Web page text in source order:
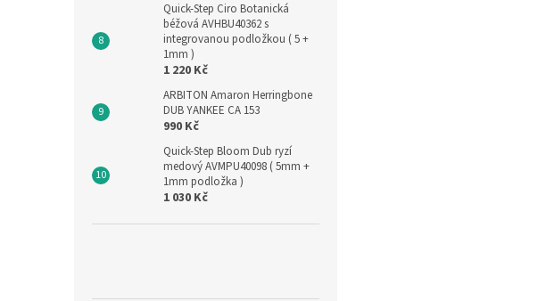
Quick-Step Ciro Botanická
béžová AVHBU40362 s
integrovanou podložkou ( 5 +
1mm )
1 220 Kč
ARBITON Amaron Herringbone
DUB YANKEE CA 153
990 Kč
Quick-Step Bloom Dub ryzí
medový AVMPU40098 ( 5mm +
1mm podložka )
1 030 Kč